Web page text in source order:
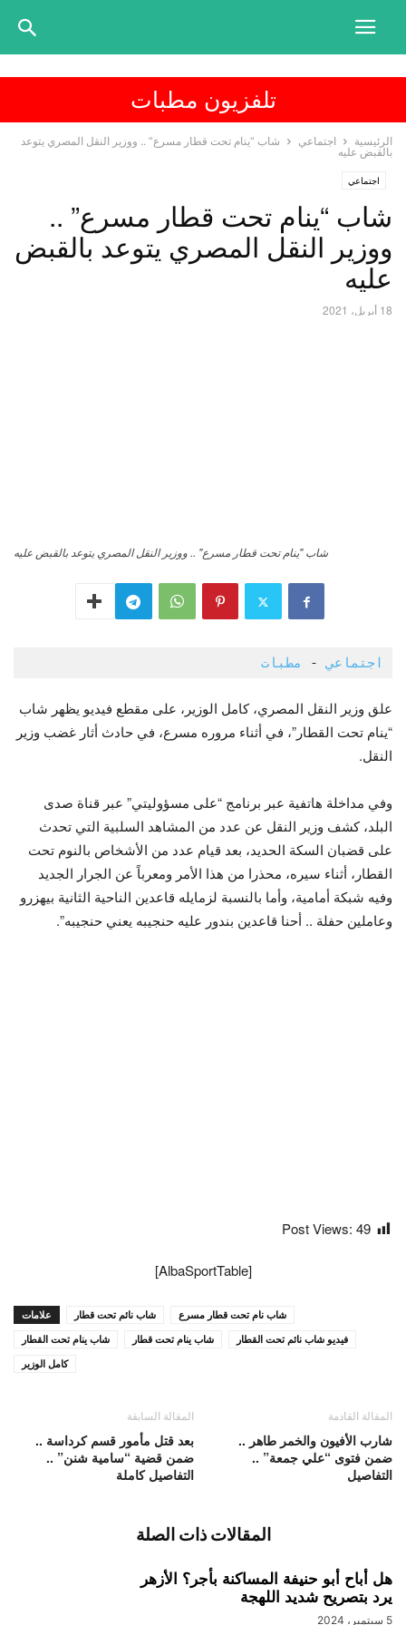
تلفزيون مطبات
الرئيسية اجتماعي
شاب “ينام تحت قطار مسرع” .. ووزير النقل المصري يتوعد
بالقبض عليه
اجتماعي
شاب “ينام تحت قطار مسرع” ..
ووزير النقل المصري يتوعد بالقبض
عليه
18 أبريل، 2021
شاب "ينام تحت قطار مسرع" .. ووزير النقل المصري يتوعد بالقبض عليه
اجتماعي - مطبات
علق وزير النقل المصري، كامل الوزير، على مقطع فيديو يظهر شاب
“ينام تحت القطار”، في أثناء مروره مسرع، في حادث أثار غضب وزير
النقل.
وفي مداخلة هاتفية عبر برنامج “على مسؤوليتي” عبر قناة صدى
البلد، كشف وزير النقل عن عدد من المشاهد السلبية التي تحدث
على قضبان السكة الحديد، بعد قيام عدد من الأشخاص بالنوم تحت
القطار، أثناء سيره، محذرا من هذا الأمر ومعرباً عن الجرار الجديد
وفيه شبكة أمامية، وأما بالنسبة لزمايله قاعدين الناحية الثانية بيهزرو
وعاملين حفلة .. أحنا قاعدين بندور عليه حنجيبه يعني حنجيبه”.
Post Views: 49
[AlbaSportTable]
علامات شاب نائم تحت قطار
شاب نام تحت قطار مسرع
شاب ينام تحت القطار
شاب ينام تحت قطار
فيديو شاب نائم تحت القطار
كامل الوزير
المقالة السابقة
بعد قتل مأمور قسم كرداسة ..
ضمن قضية “سامية شنن” ..
التفاصيل كاملة
المقالة القادمة
شارب الأفيون والخمر طاهر ..
ضمن فتوى “علي جمعة” ..
التفاصيل
المقالات ذات الصلة
هل أباح أبو حنيفة المساكنة بأجر؟ الأزهر
يرد بتصريح شديد اللهجة
5 سبتمبر، 2024